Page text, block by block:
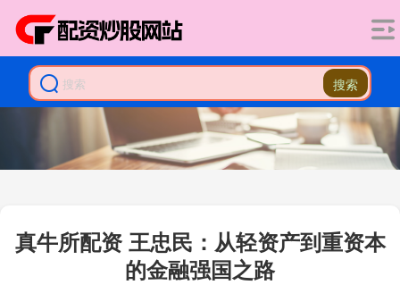
搜索
真牛所配资 王忠民：从轻资产到重资本
的金融强国之路